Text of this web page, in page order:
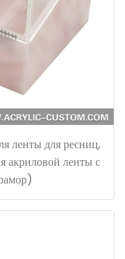
ленты для ресниц,
акриловой ленты с